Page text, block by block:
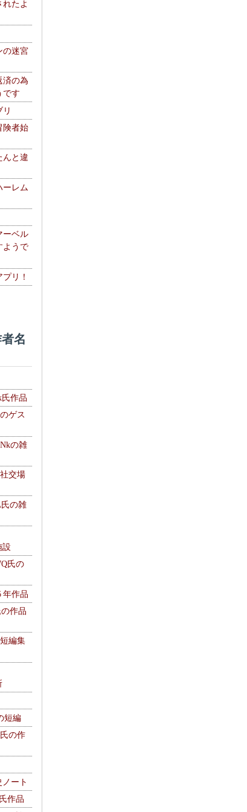
たよ
の迷宮
済の為
です
険者始
んと違
ーレム
ーベル
ようで
リ！
名
作品
ゲス
の雑
交場
の雑
氏の
年作品
作品
編集
短編
の作
ート
作品